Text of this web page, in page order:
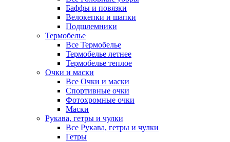
Баффы и повязки
Велокепки и шапки
Подшлемники
Термобелье
Все Термобелье
Термобелье летнее
Термобелье теплое
Очки и маски
Все Очки и маски
Спортивные очки
Фотохромные очки
Маски
Рукава, гетры и чулки
Все Рукава, гетры и чулки
Гетры